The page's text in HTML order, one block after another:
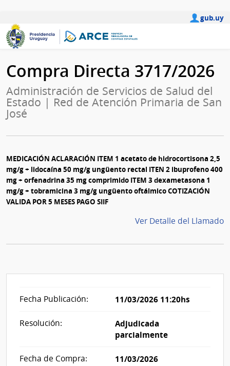
gub.uy
Compra Directa 3717/2026
Administración de Servicios de Salud del
Estado | Red de Atención Primaria de San
José
MEDICACIÓN ACLARACIÓN ITEM 1 acetato de hidrocortisona 2,5
mg/g + lidocaína 50 mg/g ungüento rectal ITEN 2 ibuprofeno 400
mg + orfenadrina 35 mg comprimido ITEM 3 dexametasona 1
mg/g + tobramicina 3 mg/g ungüento oftálmico COTIZACIÓN
VALIDA POR 5 MESES PAGO SIIF
Ver Detalle del Llamado
Fecha Publicación: 11/03/2026 11:20hs
Resolución:
Adjudicada
parcialmente
Fecha de Compra: 11/03/2026